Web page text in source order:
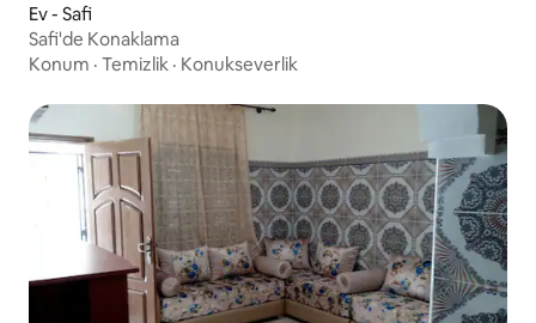
Ev - Safi
Safi'de Konaklama
Konum · Temizlik · Konukseverlik